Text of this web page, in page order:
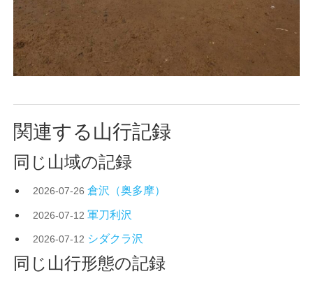
関連する山行記録
同じ山域の記録
2026-07-26 倉沢（奥多摩）
2026-07-12 軍刀利沢
2026-07-12 シダクラ沢
同じ山行形態の記録